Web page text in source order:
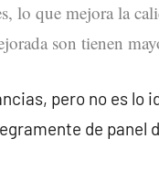
lo que mejora la
son tienen
pero no es lo
de